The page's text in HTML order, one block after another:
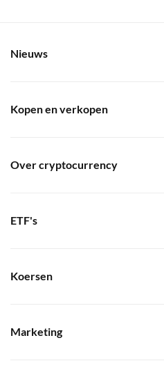
Nieuws
Kopen en verkopen
Over cryptocurrency
ETF's
Koersen
Marketing